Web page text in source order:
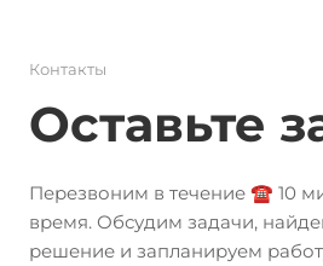
Контакты
Оставьте
Перезвоним в течение ☎️ 10
время. Обсудим задачи,
решение и запланируем